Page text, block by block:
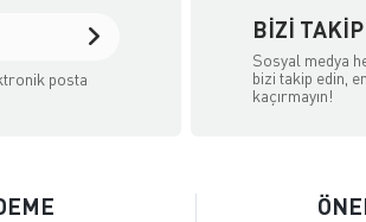
posta
BIZI
Sosyal medya
bizi takip edin,
kaçırmayın!